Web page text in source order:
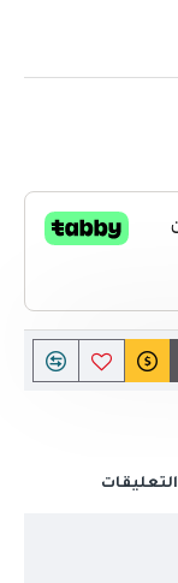
التعليقات